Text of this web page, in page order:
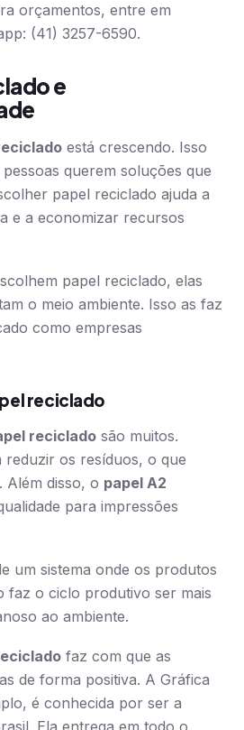
orçamentos, entre em
(41) 3257-6590.
e
está crescendo. Isso
querem soluções que
papel reciclado ajuda a
e a economizar recursos
papel reciclado, elas
o meio ambiente. Isso as faz
como empresas
reciclado
reciclado são muitos.
reduzir os resíduos, o que
Além disso, o papel A2
para impressões
um sistema onde os produtos
faz o ciclo produtivo ser mais
ao ambiente.
faz com que as
de forma positiva. A Gráfica
é conhecida por ser a
Ela entrega em todo o